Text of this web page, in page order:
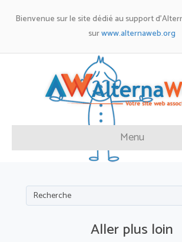
Bienvenue sur le site dédié au support
surwww.alternaweb.org
Menu
Aller plus loin